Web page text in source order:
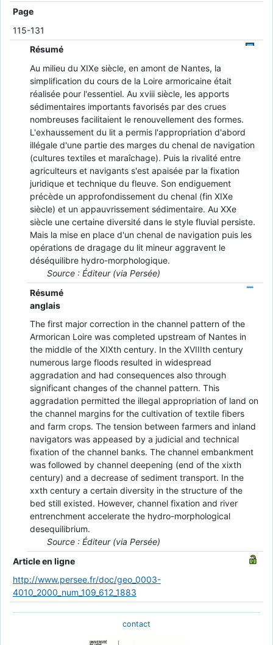
Page
115-131
Résumé
Au milieu du XIXe siècle, en amont de Nantes, la
simplification du cours de la Loire armoricaine était
réalisée pour l'essentiel. Au xviii siècle, les apports
sédimentaires importants favorisés par des crues
nombreuses facilitaient le renouvellement des formes.
L'exhaussement du lit a permis l'appropriation d'abord
illégale d'une partie des marges du chenal de navigation
(cultures textiles et maraîchage). Puis la rivalité entre
agriculteurs et navigants s'est apaisée par la fixation
juridique et technique du fleuve. Son endiguement
précède un approfondissement du chenal (fin XIXe
siècle) et un appauvrissement sédimentaire. Au XXe
siècle une certaine diversité dans le style fluvial persiste.
Mais la mise en place d'un chenal de navigation puis les
opérations de dragage du lit mineur aggravent le
déséquilibre hydro-morphologique.
Source : Éditeur (via Persée)
Résumé
anglais
The first major correction in the channel pattern of the
Armorican Loire was completed upstream of Nantes in
the middle of the XIXth century. In the XVIIIth century
numerous large floods resulted in widespread
aggradation and had consequences also through
significant changes of the channel pattern. This
aggradation permitted the illegal appropriation of land on
the channel margins for the cultivation of textile fibers
and farm crops. The tension between farmers and inland
navigators was appeased by a judicial and technical
fixation of the channel banks. The channel embankment
was followed by channel deepening (end of the xixth
century) and a decrease of sediment transport. In the
xxth century a certain diversity in the structure of the
bed still existed. However, channel fixation and river
entrenchment accelerate the hydro-morphological
desequilibrium.
Source : Éditeur (via Persée)
Article en ligne
http://www.persee.fr/doc/geo_0003-
4010_2000_num_109_612_1883
contact